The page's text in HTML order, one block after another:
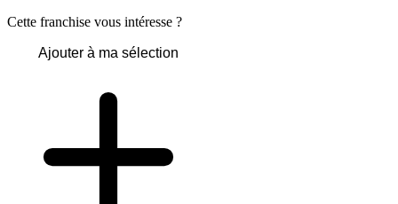
Cette franchise vous intéresse ?
Ajouter à ma sélection